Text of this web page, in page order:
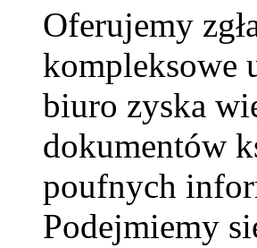
Oferujemy
kompleksowe
biuro zyska
dokumentów
poufnych
Podejmiemy